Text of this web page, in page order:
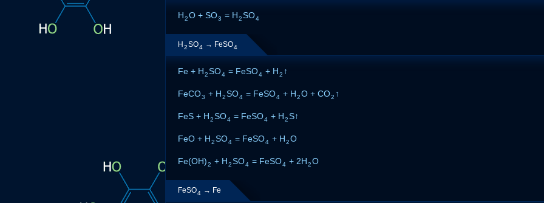
H2O + SO3 = H2SO4
H 2SO4 → FeSO4
Fe + H2SO4 = FeSO4 + H2 ↑
FeCO3 + H2SO4 = FeSO4 + H2O + CO2 ↑
FeS + H2SO4 = FeSO4 + H2S↑
FeO + H2SO4 = FeSO4 + H2O
Fe(OH)2 + H2SO4 = FeSO4 + 2H2O
FeSO4 → Fe